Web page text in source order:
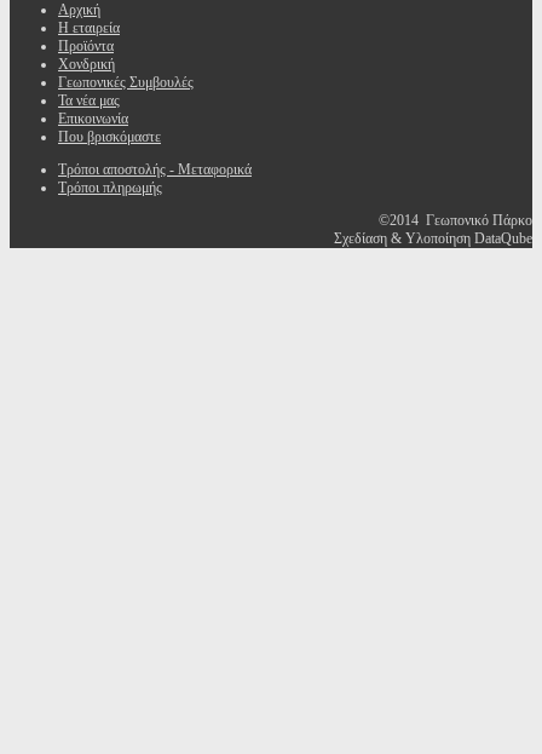
Αρχική
Η εταιρεία
Προϊόντα
Χονδρική
Γεωπονικές Συμβουλές
Τα νέα μας
Επικοινωνία
Που βρισκόμαστε
Τρόποι αποστολής - Μεταφορικά
Τρόποι πληρωμής
©2014 Γεωπονικό Πάρκο
Σχεδίαση & Υλοποίηση DataQube